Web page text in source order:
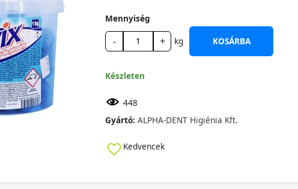
Mennyiség
- + kg KOSÁRBA
Készleten
448
Gyártó: ALPHA-DENT Higiénia Kft.
Kedvencek